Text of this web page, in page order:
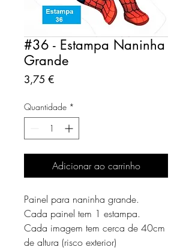
#36 - Estampa Naninha
Grande
3,75 €Preço
Quantidade *
Adicionar ao carrinho
Painel para naninha grande.
Cada painel tem 1 estampa.
Cada imagem tem cerca de 40cm
de altura (risco exterior)